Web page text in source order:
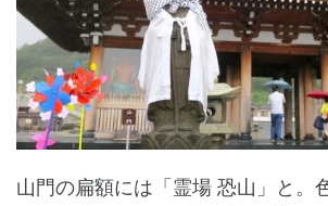
山門の扁額には「霊場 恐山」と。